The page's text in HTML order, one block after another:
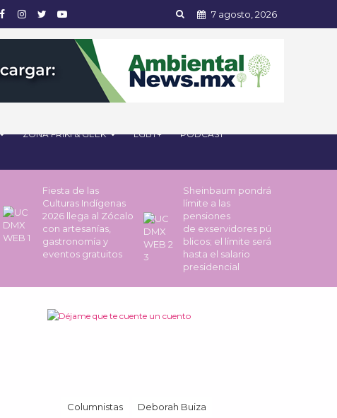
7 agosto, 2026
ZONA FRIKI & GEEK LGBT+ PODCAST
Fiesta de las
Culturas Indígenas
2026 llega al Zócalo
con artesanías,
gastronomía y
eventos gratuitos
Sheinbaum pondrá
límite a las
pensiones
de exservidores pú
blicos; el límite será
hasta el salario
presidencial
Columnistas Deborah Buiza